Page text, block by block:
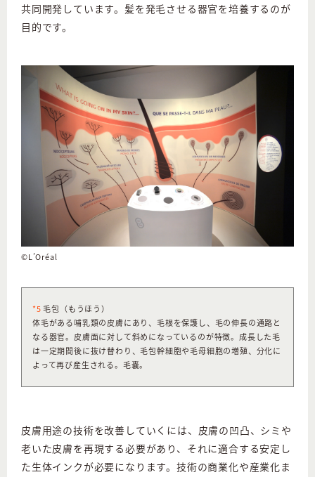
共同開発しています。髪を発毛させる器官を培養するのが
目的です。
©L’Oréal
*5毛包（もうほう）
体毛がある哺乳類の皮膚にあり、毛根を保護し、毛の伸長の通路と
なる器官。皮膚面に対して斜めになっているのが特徴。成長した毛
は一定期間後に抜け替わり、毛包幹細胞や毛母細胞の増殖、分化に
よって再び産生される。毛嚢。
皮膚用途の技術を改善していくには、皮膚の凹凸、シミや
老いた皮膚を再現する必要があり、それに適合する安定し
た生体インクが必要になります。技術の商業化や産業化ま